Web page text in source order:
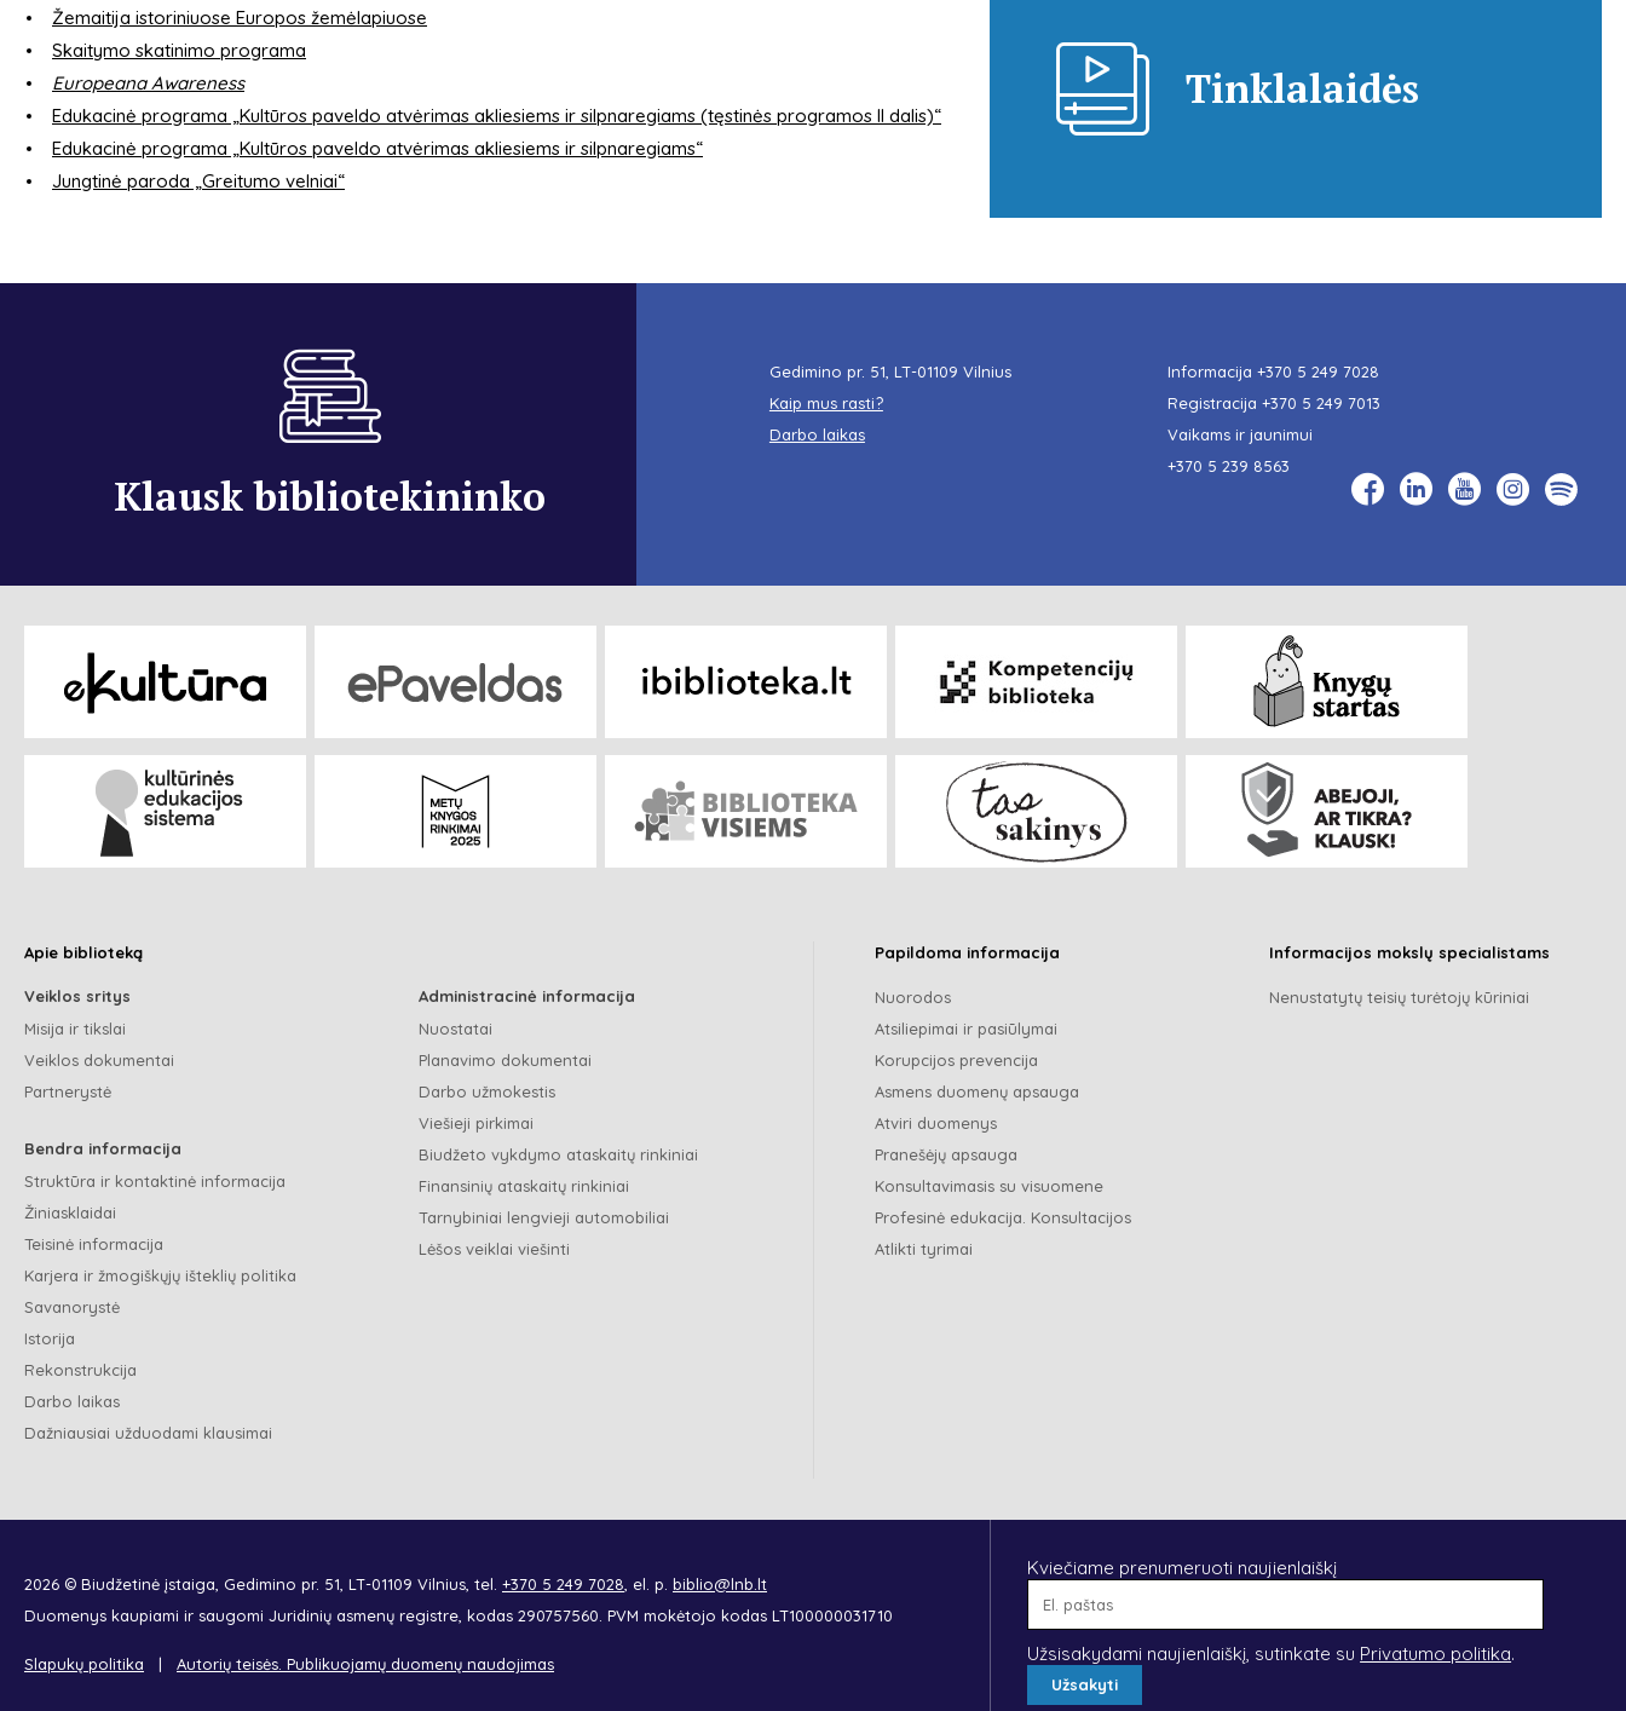
Žemaitija istoriniuose Europos žemėlapiuose
Skaitymo skatinimo programa
Europeana Awareness
Edukacinė programa „Kultūros paveldo atvėrimas akliesiems ir silpnaregiams (tęstinės programos II dalis)“
Edukacinė programa „Kultūros paveldo atvėrimas akliesiems ir silpnaregiams“
Jungtinė paroda „Greitumo velniai“
Tinklalaidės
Klausk bibliotekininko
Gedimino pr. 51, LT-01109 Vilnius
Kaip mus rasti?
Darbo laikas
Informacija +370 5 249 7028
Registracija +370 5 249 7013
Vaikams ir jaunimui
+370 5 239 8563
Apie biblioteką
Veiklos sritys
Misija ir tikslai
Veiklos dokumentai
Partnerystė
Bendra informacija
Struktūra ir kontaktinė informacija
Žiniasklaidai
Teisinė informacija
Karjera ir žmogiškųjų išteklių politika
Savanorystė
Istorija
Rekonstrukcija
Darbo laikas
Dažniausiai užduodami klausimai
Administracinė informacija
Nuostatai
Planavimo dokumentai
Darbo užmokestis
Viešieji pirkimai
Biudžeto vykdymo ataskaitų rinkiniai
Finansinių ataskaitų rinkiniai
Tarnybiniai lengvieji automobiliai
Lėšos veiklai viešinti
Papildoma informacija
Nuorodos
Atsiliepimai ir pasiūlymai
Korupcijos prevencija
Asmens duomenų apsauga
Atviri duomenys
Pranešėjų apsauga
Konsultavimasis su visuomene
Profesinė edukacija. Konsultacijos
Atlikti tyrimai
Informacijos mokslų specialistams
Nenustatytų teisių turėtojų kūriniai
2026 © Biudžetinė įstaiga, Gedimino pr. 51, LT-01109 Vilnius, tel. +370 5 249 7028 , el. p. biblio@lnb.lt
Duomenys kaupiami ir saugomi Juridinių asmenų registre, kodas 290757560. PVM mokėtojo kodas LT100000031710
Slapukų politika Autorių teisės. Publikuojamų duomenų naudojimas
Kviečiame prenumeruoti naujienlaiškį
Užsisakydami naujienlaiškį, sutinkate su Privatumo politika.